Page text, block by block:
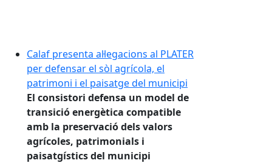
Calaf presenta al·legacions al PLATER
per defensar el sòl agrícola, el
patrimoni i el paisatge del municipi
El consistori defensa un model de
transició energètica compatible
amb la preservació dels valors
agrícoles, patrimonials i
paisatgístics del municipi